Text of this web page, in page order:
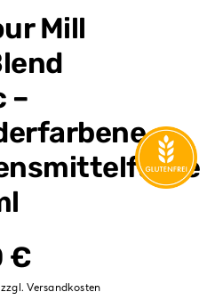
Mill
–
€
zzgl.Versandkosten